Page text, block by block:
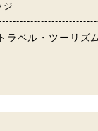
ジ
ベル・ツーリズ